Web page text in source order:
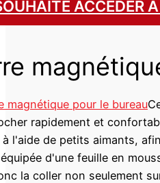
ACCÉDER
rapidement et
l'aide de petits aimants,
d'une feuille en
la coller non seulement